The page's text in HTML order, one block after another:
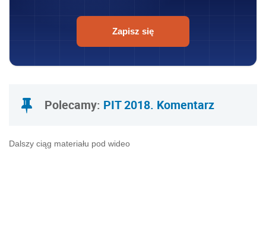
Zapisz się
Polecamy: PIT 2018. Komentarz
Dalszy ciąg materiału pod wideo